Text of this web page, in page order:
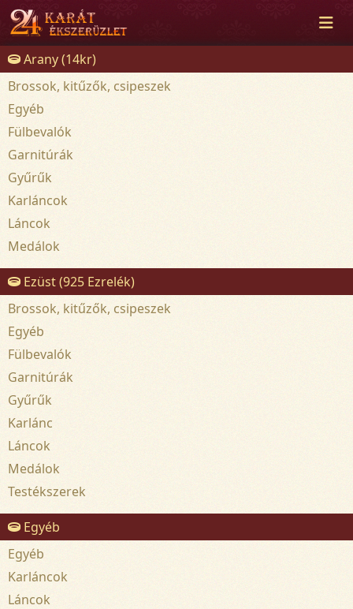
Arany (14kr)
Brossok, kitűzők, csipeszek
Egyéb
Fülbevalók
Garnitúrák
Gyűrűk
Karláncok
Láncok
Medálok
Ezüst (925 Ezrelék)
Brossok, kitűzők, csipeszek
Egyéb
Fülbevalók
Garnitúrák
Gyűrűk
Karlánc
Láncok
Medálok
Testékszerek
Egyéb
Egyéb
Karláncok
Láncok